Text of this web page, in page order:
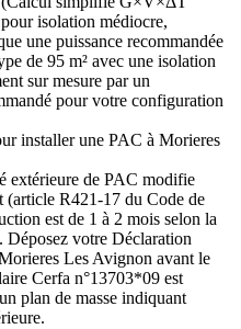
isolation médiocre,
une puissance recommandée
de 95 m² avec une isolation
sur mesure par un
pour votre configuration
installer une PAC à Morieres
extérieure de PAC modifie
(article R421-17 du Code de
est de 1 à 2 mois selon la
Déposez votre Déclaration
Les Avignon avant le
Cerfa n°13703*09 est
plan de masse indiquant